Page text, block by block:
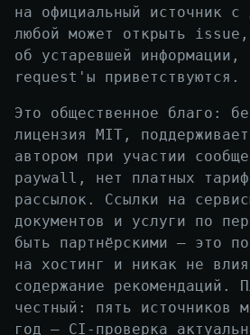
на официальный источник с
любой может открыть
об устаревшей
request'ы приветствуются.
Это общественное благо:
лицензия MIT,
автором при участии
paywall, нет платных
рассылок. Ссылки на
документов и услуги по
быть партнёрскими — это
на хостинг и никак не
содержание рекомендаций.
честный: пять источников
год — CI-проверка